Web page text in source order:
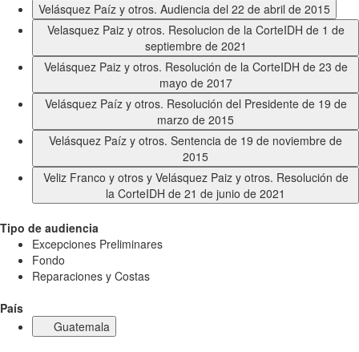
Velásquez Paíz y otros. Audiencia del 22 de abril de 2015
Velasquez Paiz y otros. Resolucion de la CorteIDH de 1 de
septiembre de 2021
Velásquez Paiz y otros. Resolución de la CorteIDH de 23 de
mayo de 2017
Velásquez Paíz y otros. Resolución del Presidente de 19 de
marzo de 2015
Velásquez Paíz y otros. Sentencia de 19 de noviembre de
2015
Veliz Franco y otros y Velásquez Paiz y otros. Resolución de
la CorteIDH de 21 de junio de 2021
Tipo de audiencia
Excepciones Preliminares
Fondo
Reparaciones y Costas
País
Guatemala